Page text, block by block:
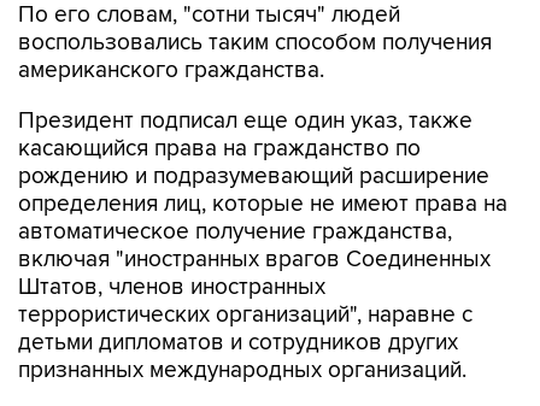
По его словам, "сотни тысяч" людей
воспользовались таким способом получения
американского гражданства.
Президент подписал еще один указ, также
касающийся права на гражданство по
рождению и подразумевающий расширение
определения лиц, которые не имеют права на
автоматическое получение гражданства,
включая "иностранных врагов Соединенных
Штатов, членов иностранных
террористических организаций", наравне с
детьми дипломатов и сотрудников других
признанных международных организаций.